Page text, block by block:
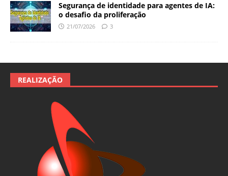
Segurança de identidade para agentes de IA:
o desafio da proliferação
21/07/2026 3
REALIZAÇÃO